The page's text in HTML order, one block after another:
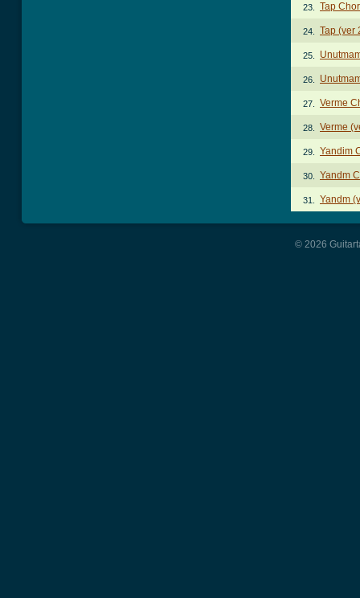
23. Tap
24. Tap (ver
25.
26.
27. Verme
28. Verme
29. Yandim
30. Yandm
31. Yandm
© 2026